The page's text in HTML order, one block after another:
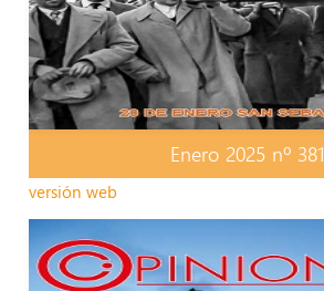
Enero 2025 nº 381
versión web